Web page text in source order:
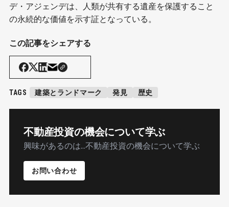
デ・アジェンデは、人類が共有する遺産を保護すること
の永続的な価値を示す証となっている。
この記事をシェアする
TAGS 建築とランドマーク 発見 歴史
不動産投資の機会について学ぶ
興味があるのは...不動産投資の機会について学ぶ
お問い合わせ